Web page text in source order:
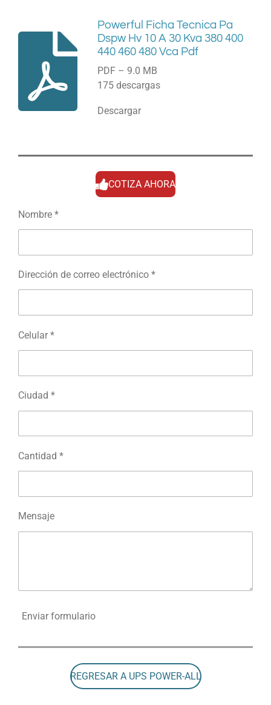
Powerful Ficha Tecnica Pa
Dspw Hv 10 A 30 Kva 380 400
440 460 480 Vca Pdf
PDF – 9.0 MB
175 descargas
Descargar
COTIZA AHORA
Nombre *
Dirección de correo electrónico *
Celular *
Ciudad *
Cantidad *
Mensaje
Enviar formulario
REGRESAR A UPS POWER-ALL